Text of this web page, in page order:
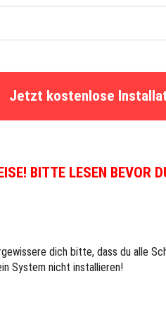
Jetzt kostenlose
BITTE LESEN BEVOR
dich bitte, dass du alle
System nicht installieren!